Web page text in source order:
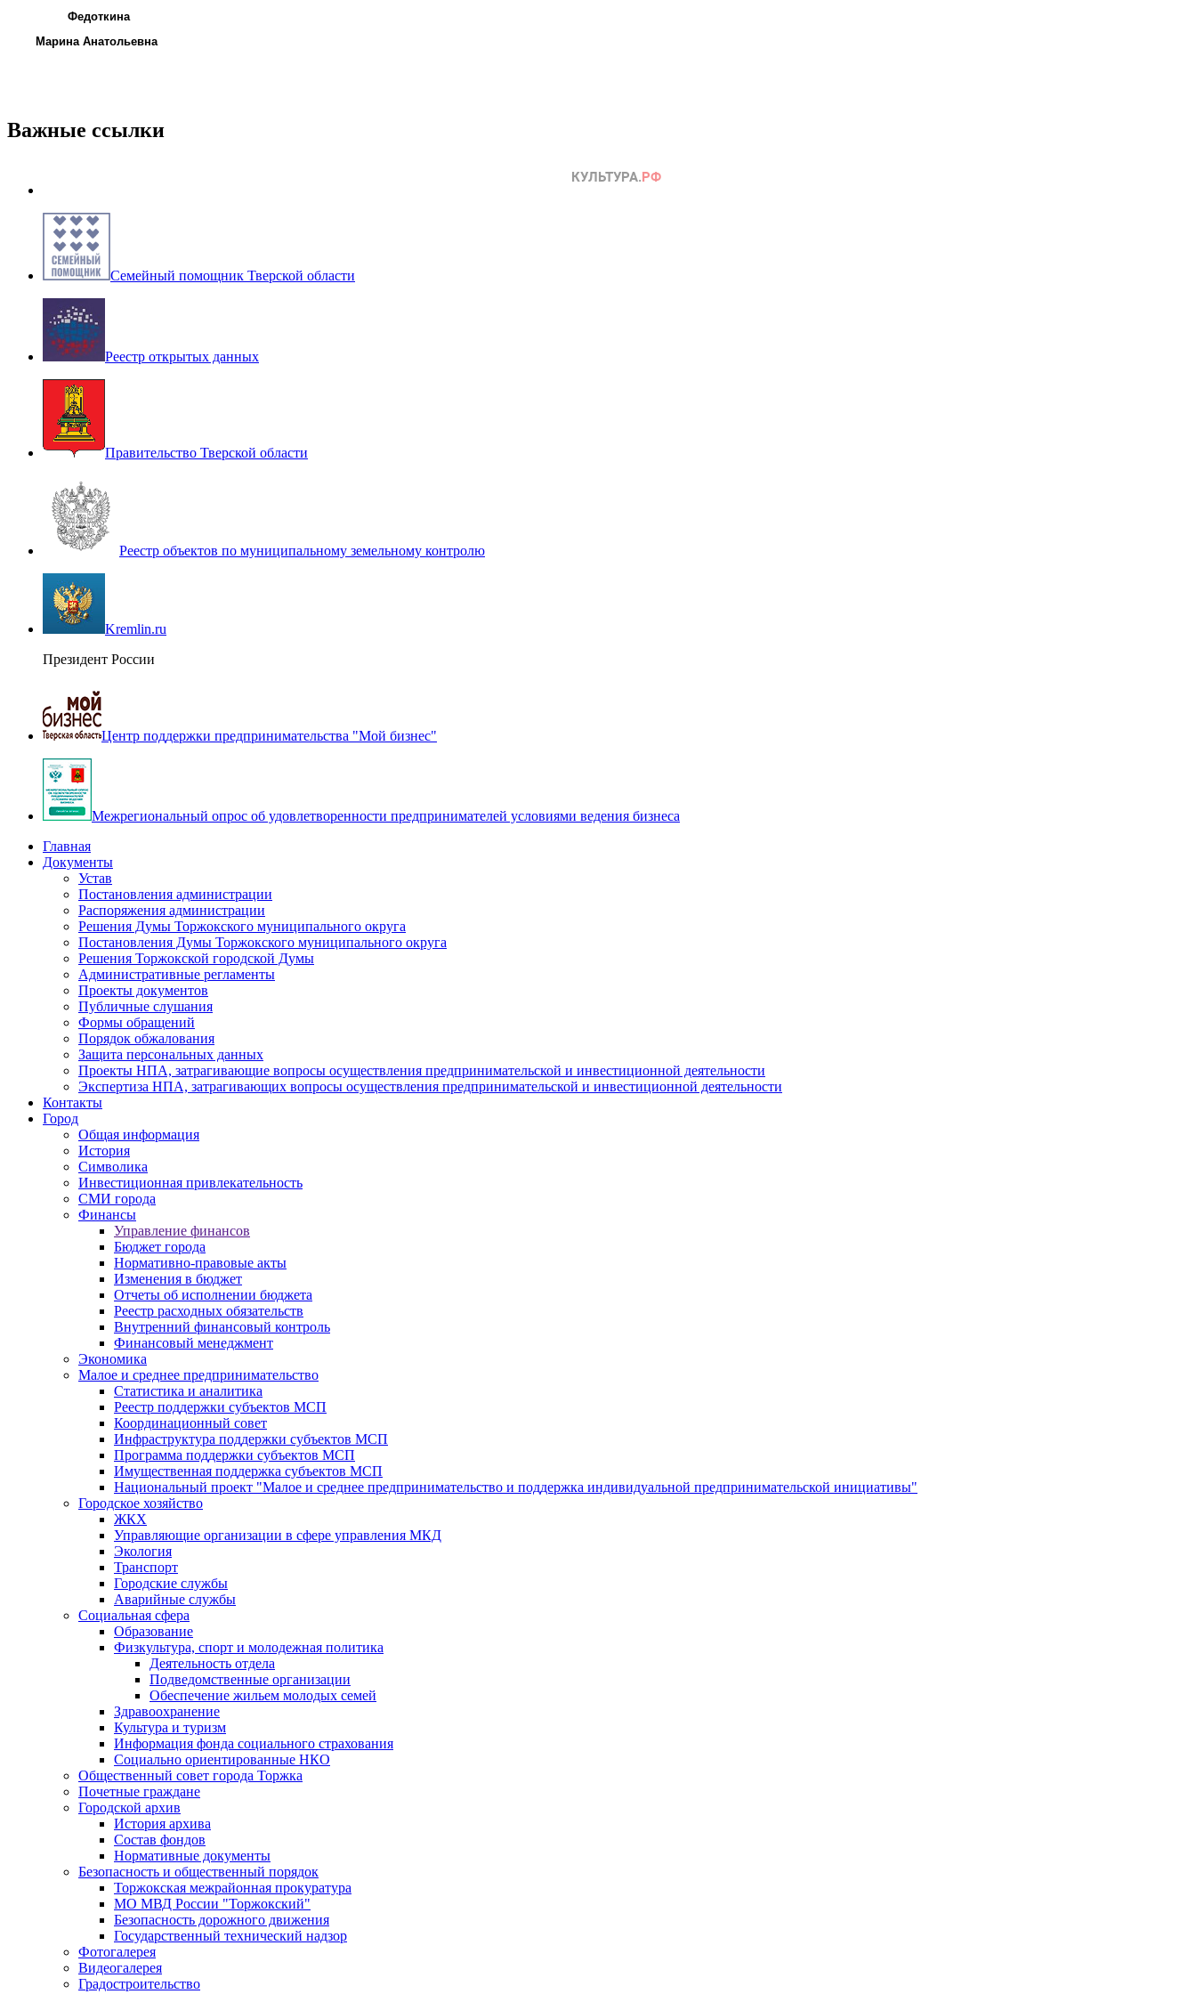
Федоткина
Марина Анатольевна
Важные ссылки
Семейный помощник Тверской области
Реестр открытых данных
Правительство Тверской области
Реестр объектов по муниципальному земельному контролю
Kremlin.ru
Президент России
Центр поддержки предпринимательства "Мой бизнес"
Межрегиональный опрос об удовлетворенности предпринимателей условиями ведения бизнеса
Главная
Документы
Устав
Постановления администрации
Распоряжения администрации
Решения Думы Торжокского муниципального округа
Постановления Думы Торжокского муниципального округа
Решения Торжокской городской Думы
Административные регламенты
Проекты документов
Публичные слушания
Формы обращений
Порядок обжалования
Защита персональных данных
Проекты НПА, затрагивающие вопросы осуществления предпринимательской и инвестиционной деятельности
Экспертиза НПА, затрагивающих вопросы осуществления предпринимательской и инвестиционной деятельности
Контакты
Город
Общая информация
История
Символика
Инвестиционная привлекательность
СМИ города
Финансы
Управление финансов
Бюджет города
Нормативно-правовые акты
Изменения в бюджет
Отчеты об исполнении бюджета
Реестр расходных обязательств
Внутренний финансовый контроль
Финансовый менеджмент
Экономика
Малое и среднее предпринимательство
Статистика и аналитика
Реестр поддержки субъектов МСП
Координационный совет
Инфраструктура поддержки субъектов МСП
Программа поддержки субъектов МСП
Имущественная поддержка субъектов МСП
Национальный проект "Малое и среднее предпринимательство и поддержка индивидуальной предпринимательской инициативы"
Городское хозяйство
ЖКХ
Управляющие организации в сфере управления МКД
Экология
Транспорт
Городские службы
Аварийные службы
Социальная сфера
Образование
Физкультура, спорт и молодежная политика
Деятельность отдела
Подведомственные организации
Обеспечение жильем молодых семей
Здравоохранение
Культура и туризм
Информация фонда социального страхования
Социально ориентированные НКО
Общественный совет города Торжка
Почетные граждане
Городской архив
История архива
Состав фондов
Нормативные документы
Безопасность и общественный порядок
Торжокская межрайонная прокуратура
МО МВД России "Торжокский"
Безопасность дорожного движения
Государственный технический надзор
Фотогалерея
Видеогалерея
Градостроительство